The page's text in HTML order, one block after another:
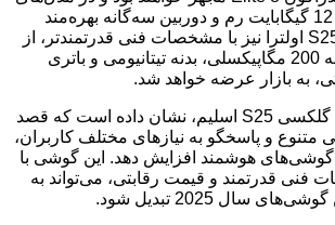
استاندارد و پلاس، از 12 گیگابایت رم و دوربین سه‌گانه بهره‌مند
خواهند بود. گلکسی S25 اولترا نیز با مشخصات فنی قدرتمندتر، از
جمله دوربین چهارگانه 200 مگاپیکسلی، بدنه تیتانیومی و باتری
سامسونگ با معرفی گلکسی S25 اسلیم، نشان داده است که قصد
متنوع و پاسخگو به نیازهای مختلف کاربران،
گوشی‌های هوشمند افزایش دهد. این گوشی با
فنی قدرتمند و قیمت رقابتی، می‌تواند به
سال 2025 تبدیل شود.